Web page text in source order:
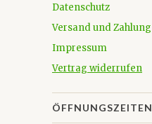
Datenschutz
Versand und Zahlung
Impressum
Vertrag widerrufen
ÖFFNUNGSZEITEN